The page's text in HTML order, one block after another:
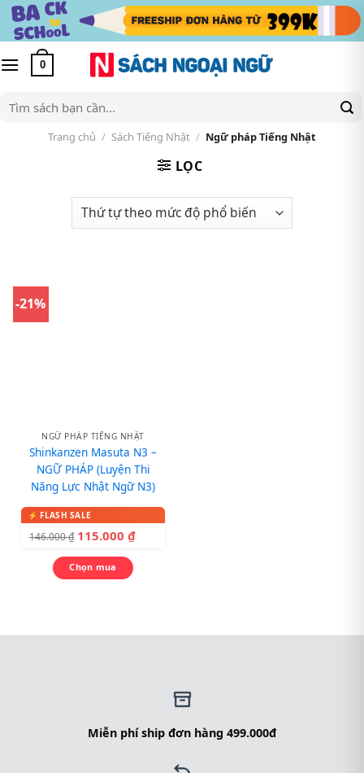
Skip
content
0
Tìm
kiếm:
Trang chủ / Sách Tiếng Nhật / Ngữ pháp Tiếng Nhật
LỌC
-21%
NGỮ PHÁP TIẾNG NHẬT
Shinkanzen Masuta N3 –
NGỮ PHÁP (Luyện Thi
Năng Lực Nhật Ngữ N3)
146.000₫ 115.000 ₫
Chọn mua
Miễn phí ship đơn hàng 499.000đ